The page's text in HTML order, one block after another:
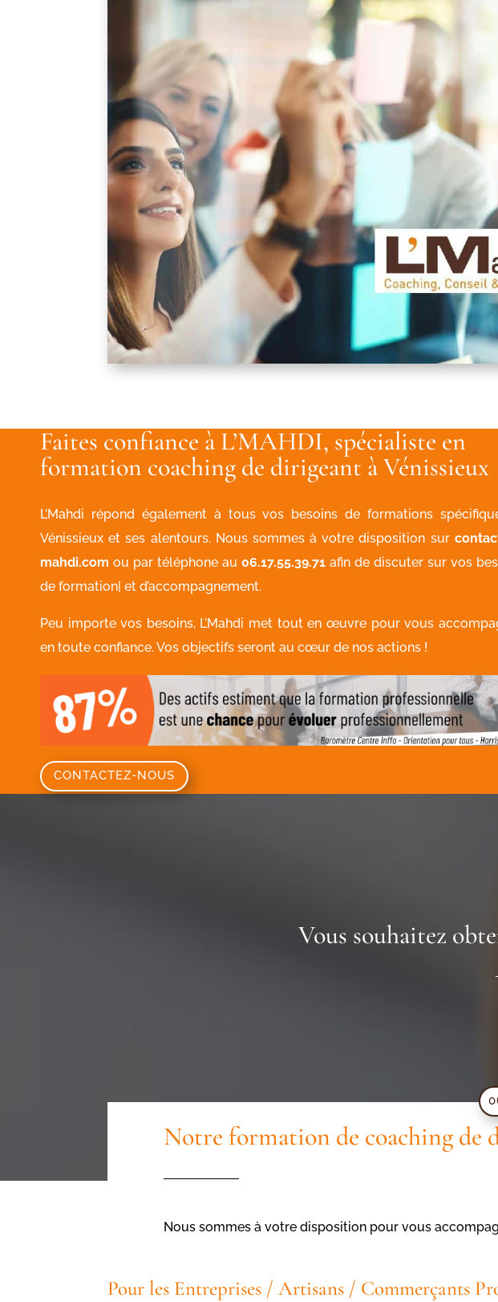
Faites confiance à L’MAHDI, spécialiste en
formation coaching de dirigeant à Vénissieux
L’Mahdi répond également à tous vos besoins de formations
Vénissieux et ses alentours. Nous sommes à votre disposition sur
mahdi.com ou par téléphone au 06.17.55.39.71afin de discuter sur vos
de formation| et d’accompagnement.
Peu importe vos besoins, L’Mahdi met tout en œuvre pour vous
en toute confiance. Vos objectifs seront au cœur de nos actions !
CONTACTEZ-NOUS
Vous souhaitez
Notre formation de coaching de
Nous sommes à votre disposition pour vous
Pour les Entreprises / Artisans / Commerçants